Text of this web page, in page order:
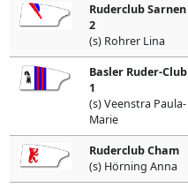
Ruderclub Sarnen
2
(s) Rohrer Lina
Basler Ruder-Club
1
(s) Veenstra Paula-
Marie
Ruderclub Cham
(s) Hörning Anna